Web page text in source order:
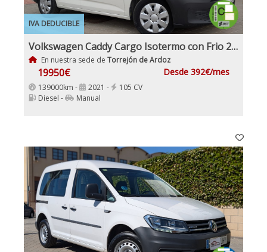
IVA DEDUCIBLE
Volkswagen Caddy Cargo Isotermo con Frio 2.0Tdi 102Cv Nuevo Modelo IVA y Garantía Inc Nacional
En nuestra sede de Torrejón de Ardoz
19950€ Desde 392€/mes
139000km - 2021 -
105 CV
Diesel -
Manual